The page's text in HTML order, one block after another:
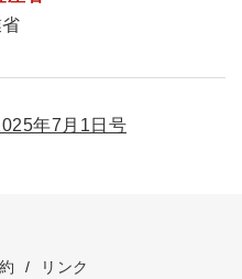
年7月1日号
/ リンク